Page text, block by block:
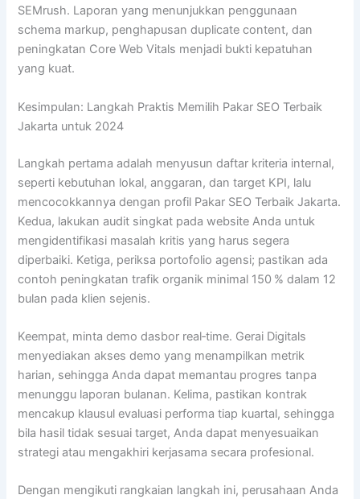
SEMrush. Laporan yang menunjukkan penggunaan
schema markup, penghapusan duplicate content, dan
peningkatan Core Web Vitals menjadi bukti kepatuhan
yang kuat.
Kesimpulan: Langkah Praktis Memilih Pakar SEO Terbaik
Jakarta untuk 2024
Langkah pertama adalah menyusun daftar kriteria internal,
seperti kebutuhan lokal, anggaran, dan target KPI, lalu
mencocokkannya dengan profil Pakar SEO Terbaik Jakarta.
Kedua, lakukan audit singkat pada website Anda untuk
mengidentifikasi masalah kritis yang harus segera
diperbaiki. Ketiga, periksa portofolio agensi; pastikan ada
contoh peningkatan trafik organik minimal 150 % dalam 12
bulan pada klien sejenis.
Keempat, minta demo dasbor real‑time. Gerai Digitals
menyediakan akses demo yang menampilkan metrik
harian, sehingga Anda dapat memantau progres tanpa
menunggu laporan bulanan. Kelima, pastikan kontrak
mencakup klausul evaluasi performa tiap kuartal, sehingga
bila hasil tidak sesuai target, Anda dapat menyesuaikan
strategi atau mengakhiri kerjasama secara profesional.
Dengan mengikuti rangkaian langkah ini, perusahaan Anda